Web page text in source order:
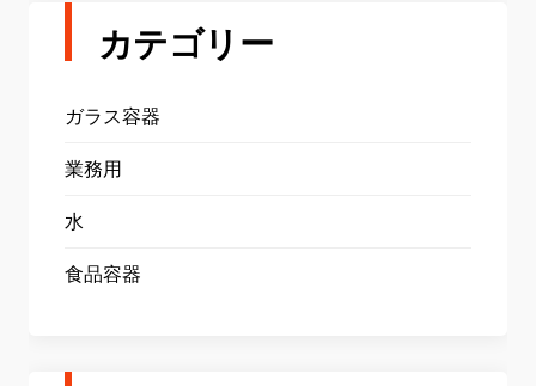
カテゴリー
ガラス容器
業務用
水
食品容器